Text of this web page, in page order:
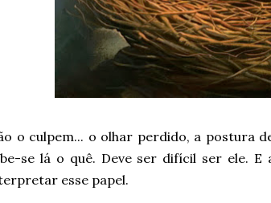
o culpem... o olhar perdido, a postura
se lá o quê. Deve ser difícil ser ele.
esse papel.